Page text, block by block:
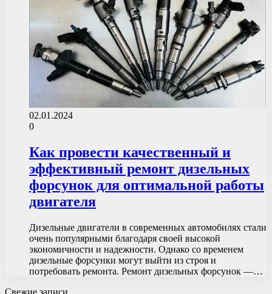
02.01.2024
0
Как провести качественный и
эффективный ремонт дизельных
форсунок для оптимальной работы
двигателя
Дизельные двигатели в современных автомобилях стали
очень популярными благодаря своей высокой
экономичности и надежности. Однако со временем
дизельные форсунки могут выйти из строя и
потребовать ремонта. Ремонт дизельных форсунок —…
Свежие записи